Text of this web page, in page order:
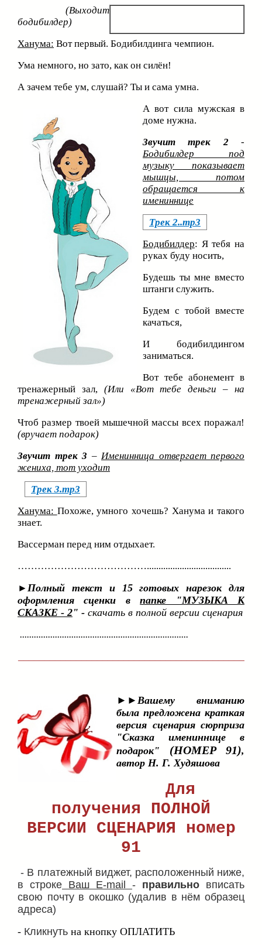
(Выходит
бодибилдер)
Ханума: Вот первый. Бодибилдинга чемпион.
Ума немного, но зато, как он силён!
А зачем тебе ум, слушай? Ты и сама умна.
А вот сила мужская в
доме нужна.
Звучит трек 2 -
Бодибилдер под
музыку показывает
мышцы, потом
обращается к
имениннице
Трек 2..mp3
Бодибилдер: Я тебя на
руках буду носить,
Будешь ты мне вместо
штанги служить.
Будем с тобой вместе
качаться,
И бодибилдингом
заниматься.
Вот тебе абонемент в
тренажерный зал,(Или «Вот тебе деньги – на
тренажерный зал»)
Чтоб размер твоей мышечной массы всех поражал!
(вручает подарок)
Звучит трек 3 – Именинница отвергает первого
жениха, тот уходит
Трек 3.mp3
Ханума: Похоже, умного хочешь? Ханума и такого
знает.
Вассерман перед ним отдыхает.
…………………………………....................................
► Полный текст и 15 готовых нарезок для
оформления сценки впапке "МУЗЫКА К
СКАЗКЕ - 2" - скачать в полной версии сценария
........................................................................
►►Вашему вниманию
была предложена краткая
версия сценария сюрприза
"Сказка имениннице в
подарок" (НОМЕР 91),
автор Н. Г. Худяшова
Для
получения ПОЛНОЙ
ВЕРСИИ СЦЕНАРИЯ номер
91
- В платежный виджет, расположенный ниже,
в строке Ваш E-mail - правильно вписать
свою почту в окошко (удалив в нём образец
адреса)
- Кликнуть на кнопку ОПЛАТИТЬ